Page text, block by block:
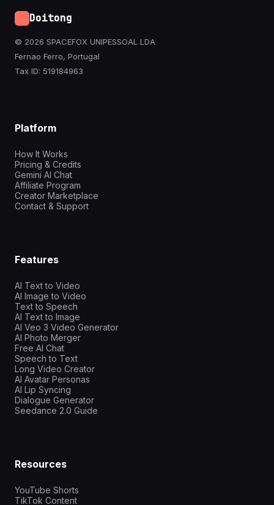
Doitong
© 2026 SPACEFOX UNIPESSOAL LDA
Fernao Ferro, Portugal
Tax ID: 519184963
Platform
How It Works
Pricing & Credits
Gemini AI Chat
Affiliate Program
Creator Marketplace
Contact & Support
Features
AI Text to Video
AI Image to Video
Text to Speech
AI Text to Image
AI Veo 3 Video Generator
AI Photo Merger
Free AI Chat
Speech to Text
Long Video Creator
AI Avatar Personas
AI Lip Syncing
Dialogue Generator
Seedance 2.0 Guide
Resources
YouTube Shorts
TikTok Content